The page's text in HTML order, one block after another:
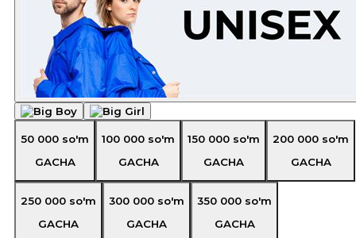
50 000 so'm
GACHA
100 000 so'm
GACHA
150 000 so'm
GACHA
200 000 so'm
GACHA
250 000 so'm
GACHA
300 000 so'm
GACHA
350 000 so'm
GACHA